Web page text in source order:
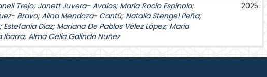
Trejo; Janett Juvera- Avalos; María Rocío Espínola;
Bravo;Alina Mendoza- Cantú; Natalia Stengel Peña;
; Estefanía Díaz; Mariana De Pablos Vélez López; María
Ibarra;Alma Celia Galindo Nuñez
2025